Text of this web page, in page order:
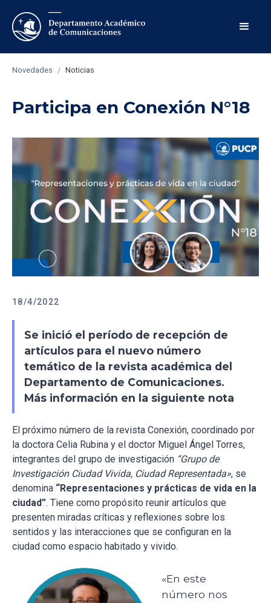
Novedades / Noticias
Participa en Conexión N°18
18/4/2022
Se inició el período de recepción de
artículos para el nuevo número
temático de la revista académica del
Departamento de Comunicaciones.
Más información en la siguiente nota
El próximo número de la revista Conexión, coordinado por
la doctora Celia Rubina y el doctor Miguel Ángel Torres,
integrantes del grupo de investigación “Grupo de
Investigación Ciudad Vivida, Ciudad Representada», se
denomina “Representaciones y prácticas de vida en la
ciudad”. Tiene como propósito reunir artículos que
presenten miradas críticas y reflexiones sobre los
sentidos y las interacciones que se configuran en la
ciudad como espacio habitado y vivido.
«En este
número nos